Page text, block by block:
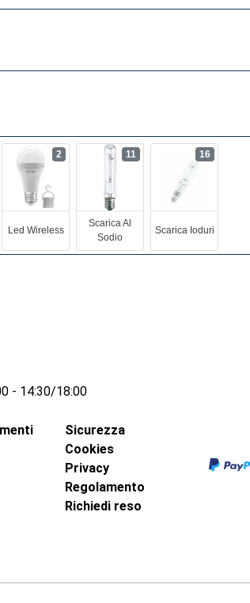
Led Wireless
2
Scarica Al
Sodio
11
Scarica Ioduri
16
- 14:30/18:00
Sicurezza
Cookies
Privacy
Regolamento
Richiedi reso